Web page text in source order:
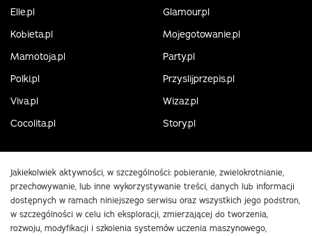
Elle.pl
Glamour.pl
Kobieta.pl
Mojegotowanie.pl
Mamotoja.pl
Party.pl
Polki.pl
Przyslijprzepis.pl
Viva.pl
Wizaz.pl
Cocolita.pl
Story.pl
Jakiekolwiek aktywności, w szczególności: pobieranie, zwielokrotnianie,
przechowywanie, lub inne wykorzystywanie treści, danych lub informacji
dostępnych w ramach niniejszego serwisu oraz wszystkich jego podstron,
w szczególności w celu ich eksploracji, zmierzającej do tworzenia,
rozwoju, modyfikacji i szkolenia systemów uczenia maszynowego,